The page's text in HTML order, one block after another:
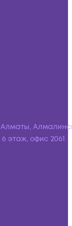
Алматы,
этаж, офис 2061